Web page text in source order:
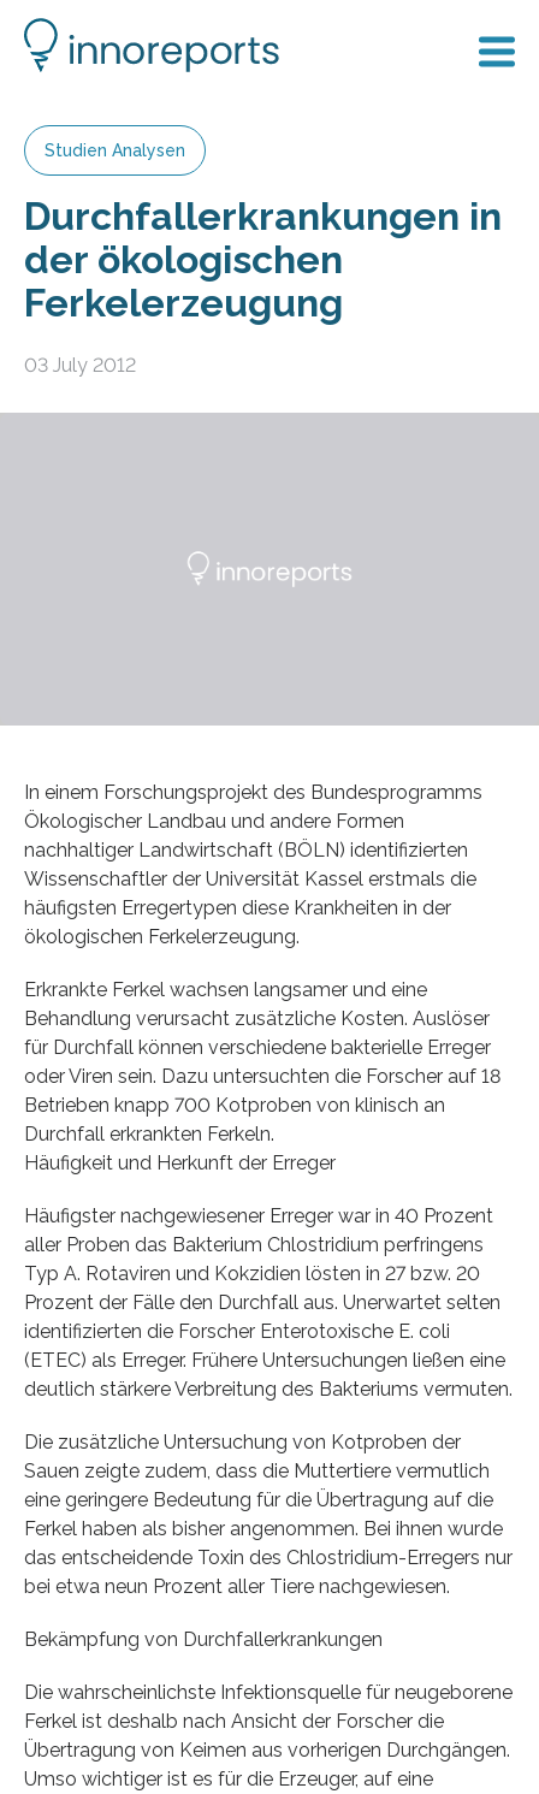
Studien Analysen
Durchfallerkrankungen in
der ökologischen
Ferkelerzeugung
03 July 2012
In einem Forschungsprojekt des Bundesprogramms
Ökologischer Landbau und andere Formen
nachhaltiger Landwirtschaft (BÖLN) identifizierten
Wissenschaftler der Universität Kassel erstmals die
häufigsten Erregertypen diese Krankheiten in der
ökologischen Ferkelerzeugung.
Erkrankte Ferkel wachsen langsamer und eine
Behandlung verursacht zusätzliche Kosten. Auslöser
für Durchfall können verschiedene bakterielle Erreger
oder Viren sein. Dazu untersuchten die Forscher auf 18
Betrieben knapp 700 Kotproben von klinisch an
Durchfall erkrankten Ferkeln.
Häufigkeit und Herkunft der Erreger
Häufigster nachgewiesener Erreger war in 40 Prozent
aller Proben das Bakterium Chlostridium perfringens
Typ A. Rotaviren und Kokzidien lösten in 27 bzw. 20
Prozent der Fälle den Durchfall aus. Unerwartet selten
identifizierten die Forscher Enterotoxische E. coli
(ETEC) als Erreger. Frühere Untersuchungen ließen eine
deutlich stärkere Verbreitung des Bakteriums vermuten.
Die zusätzliche Untersuchung von Kotproben der
Sauen zeigte zudem, dass die Muttertiere vermutlich
eine geringere Bedeutung für die Übertragung auf die
Ferkel haben als bisher angenommen. Bei ihnen wurde
das entscheidende Toxin des Chlostridium-Erregers nur
bei etwa neun Prozent aller Tiere nachgewiesen.
Bekämpfung von Durchfallerkrankungen
Die wahrscheinlichste Infektionsquelle für neugeborene
Ferkel ist deshalb nach Ansicht der Forscher die
Übertragung von Keimen aus vorherigen Durchgängen.
Umso wichtiger ist es für die Erzeuger, auf eine